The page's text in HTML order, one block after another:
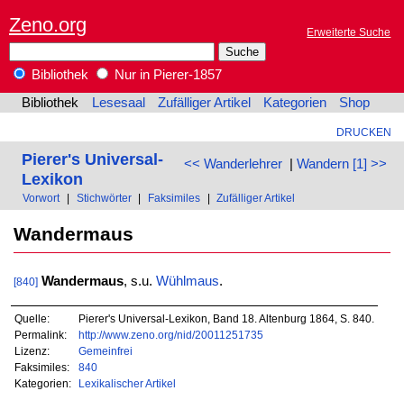
Zeno.org Erweiterte Suche
Bibliothek
Nur in Pierer-1857
Bibliothek
Lesesaal Zufälliger Artikel Kategorien Shop
DRUCKEN
<< Wanderlehrer| Wandern [1] >>
Pierer's Universal-
Lexikon
Vorwort Stichwörter Faksimiles Zufälliger Artikel
Wandermaus
[840] Wandermaus, s.u. Wühlmaus.
Quelle:
Pierer's Universal-Lexikon, Band 18. Altenburg 1864, S. 840.
Permalink:
http://www.zeno.org/nid/20011251735
Lizenz:
Gemeinfrei
Faksimiles:
840
Kategorien:
Lexikalischer Artikel